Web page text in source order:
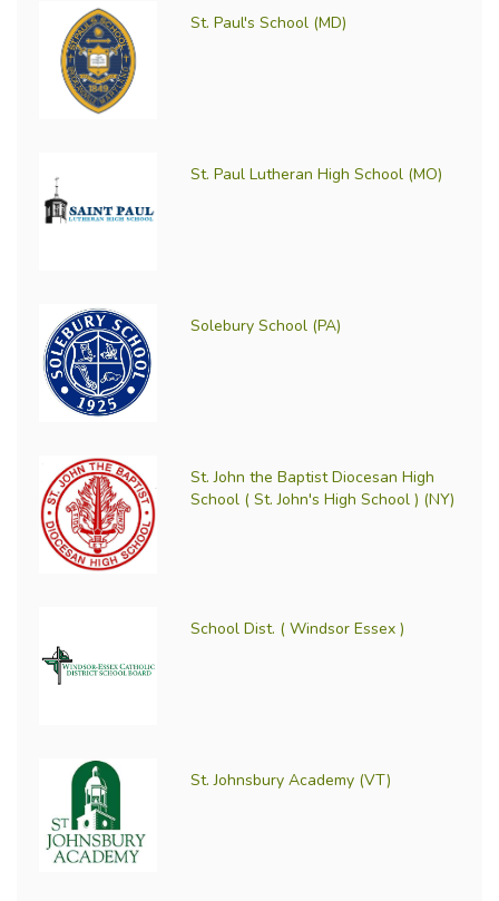
St. Paul's School (MD)
St. Paul Lutheran High School (MO)
Solebury School (PA)
St. John the Baptist Diocesan High
School ( St. John's High School ) (NY)
School Dist. ( Windsor Essex )
St. Johnsbury Academy (VT)